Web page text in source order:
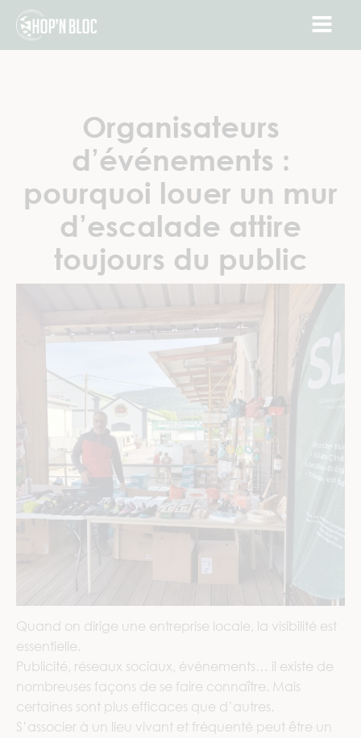
Organisateurs
d’événements :
pourquoi louer un mur
d’escalade attire
toujours du public
Quand on dirige une entreprise locale, la visibilité est
essentielle.
Publicité, réseaux sociaux, événements… il existe de
nombreuses façons de se faire connaître. Mais
certaines sont plus efficaces que d’autres.
S’associer à un lieu vivant et fréquenté peut être un